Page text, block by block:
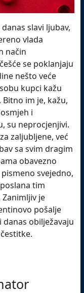
slavi ljubav,
vlada
način
se poklanjaju
nešto veće
kupci kažu
im je, kažu,
i
su neprocjenjivi.
zaljubljene, već
sa svim dragim
obavezno
svejedno,
tim
je
pošalje
obilježavaju